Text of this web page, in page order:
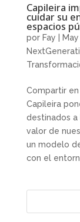
Capileira
cuidar su
espacios
por Fay
Compartir
Capileira
destinados a
valor de
un modelo
con el